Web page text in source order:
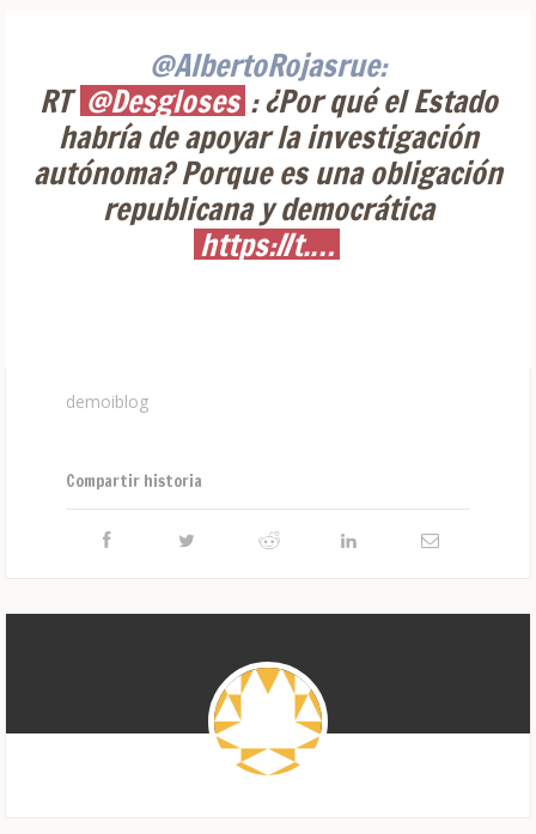
@AlbertoRojasrue:
RT @Desgloses : ¿Por qué el Estado
habría de apoyar la investigación
autónoma? Porque es una obligación
republicana y democrática
https://t.…
demoiblog
Compartir historia